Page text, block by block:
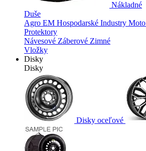
Nákladné
Duše
Agro EM Hospodarské Industry Moto
Protektory
Návesové Záberové Zimné
Vložky
Disky
Disky
Disky oceľové